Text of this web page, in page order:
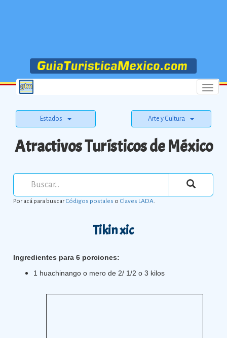
Menu
Estados Arte y Cultura
Atractivos Turísticos de México
Por acá para buscarCódigos postales o Claves LADA.
Tikin xic
Ingredientes para 6 porciones:
1 huachinango o mero de 2/ 1/2 o 3 kilos